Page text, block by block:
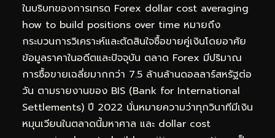
ในบริบทของการเทรด Forex dollar cost averaging
how to build positions over time หมายถึง
กระบวนการวิเคราะห์และตัดสินใจซื้อขายคู่เงินโดยอาศัย
ข้อมูลราคาในอดีตและปัจจุบัน ตลาด Forex มีปริมาณ
การซื้อขายเฉลี่ยมากกว่า 7.5 ล้านล้านดอลลาร์สหรัฐต่อ
วัน ตามรายงานของ BIS (Bank for International
Settlements) ปี 2022 นั่นหมายความว่าทุกวินาทีมีเงิน
หมุนเวียนในตลาดนี้มหาศาล และ dollar cost